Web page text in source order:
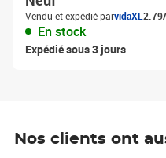
Vendu et expédié parvidaXL
En stock
Expédié sous 3 jours
Nos clients ont